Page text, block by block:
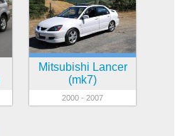
Mitsubishi Lancer
(mk7)
2000 - 2007